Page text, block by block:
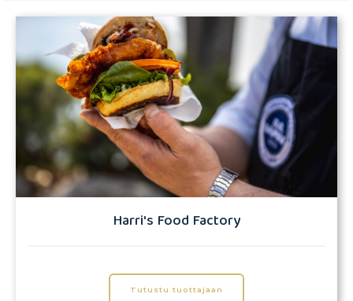
Kaikki Liha Kala Marja Vilja
Vihannes Juoma Maito Mauste Käsityö
Harri's Food Factory
Tutustu tuottajaan